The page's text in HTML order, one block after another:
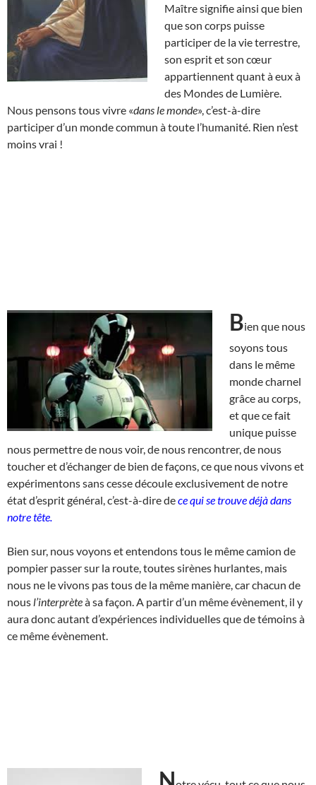
Maître signifie ainsi que bien
que son corps puisse
participer de la vie terrestre,
son esprit et son cœur
appartiennent quant à eux à
des Mondes de Lumière.
Nous pensons tous vivre «dans le monde», c’est-à-dire
participer d’un monde commun à toute l’humanité. Rien n’est
moins vrai !
Bien que nous
soyons tous
dans le même
monde charnel
grâce au corps,
et que ce fait
unique puisse
nous permettre de nous voir, de nous rencontrer, de nous
toucher et d’échanger de bien de façons, ce que nous vivons et
expérimentons sans cesse découle exclusivement de notre
état d’esprit général, c’est-à-dire dece qui se trouve déjà dans
notre tête.
Bien sur, nous voyons et entendons tous le même camion de
pompier passer sur la route, toutes sirènes hurlantes, mais
nous ne le vivons pas tous de la même manière, car chacun de
nous l’interprèteà sa façon. A partir d’un même évènement, il y
aura donc autant d’expériences individuelles que de témoins à
ce même évènement.
N